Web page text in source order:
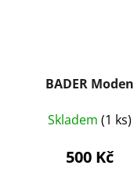
BADER Moden
Skladem (1 ks)
500 Kč